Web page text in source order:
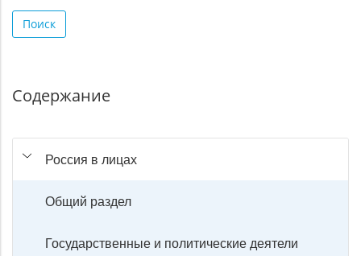
строку
для
Поиск
Содержание
Россия в лицах
Общий раздел
Государственные и политические деятели